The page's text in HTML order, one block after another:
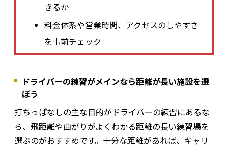
きるか
料金体系や営業時間、アクセスのしやすさ
を事前チェック
ドライバーの練習がメインなら距離が長い施設を選
ぼう
打ちっぱなしの主な目的がドライバーの練習にあるな
ら、飛距離や曲がりがよくわかる距離の長い練習場を
選ぶのがおすすめです。十分な距離があれば、キャリ